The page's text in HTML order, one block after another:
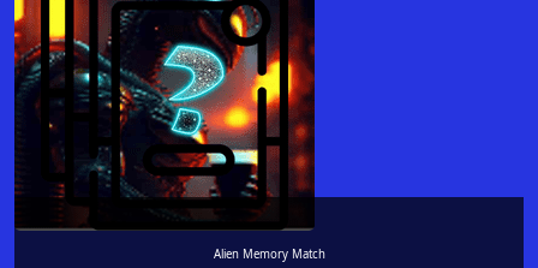
Alien Memory Match